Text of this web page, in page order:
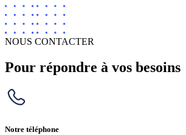
NOUS CONTACTER
Pour répondre à vos besoins
Notre téléphone